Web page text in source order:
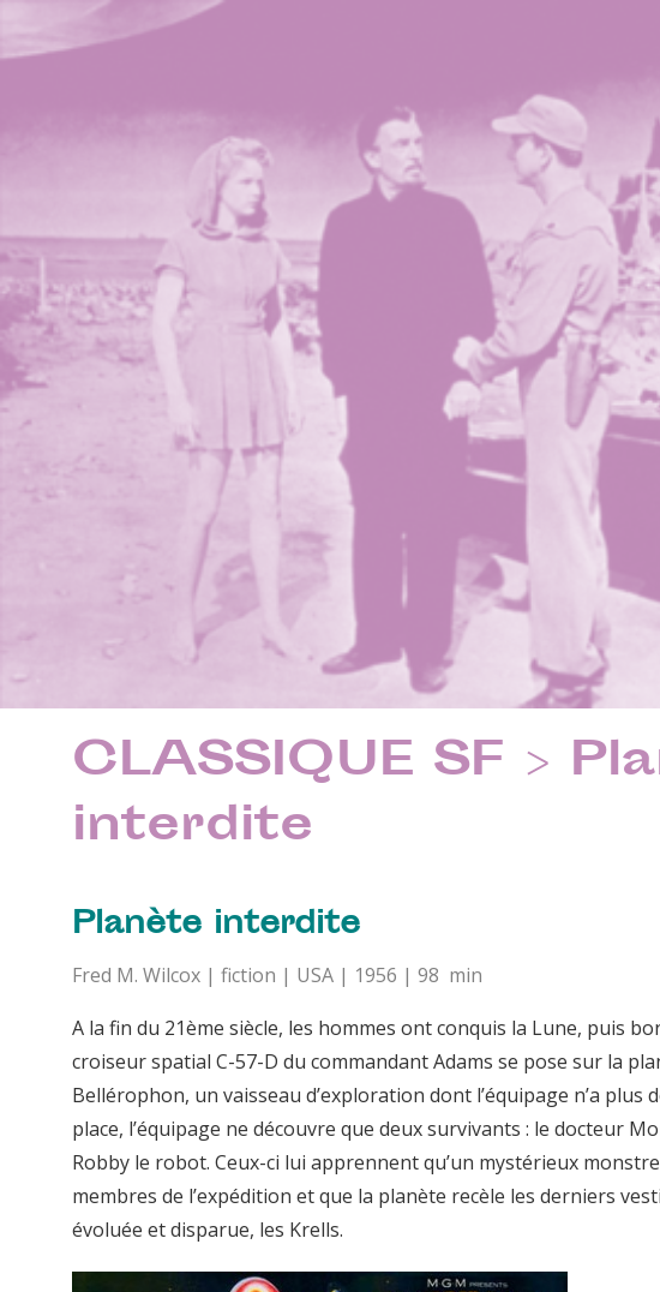
CLASSIQUE SF >
interdite
Planète interdite
Fred M. Wilcox | fiction | USA | 1956 | 98 min
A la fin du 21ème siècle, les hommes ont conquis la Lune, puis
croiseur spatial C-57-D du commandant Adams se pose sur la
Bellérophon, un vaisseau d’exploration dont l’équipage n’a plus
place, l’équipage ne découvre que deux survivants : le docteur
Robby le robot. Ceux-ci lui apprennent qu’un mystérieux
membres de l’expédition et que la planète recèle les derniers
évoluée et disparue, les Krells.